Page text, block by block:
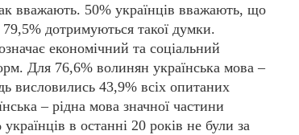
вважають. 50% українців вважають, що
дотримуються такої думки.
економічний та соціальний
Для 76,6% волинян українська мова –
висловились 43,9% всіх опитаних
– рідна мова значної частини
в останні 20 років не були за